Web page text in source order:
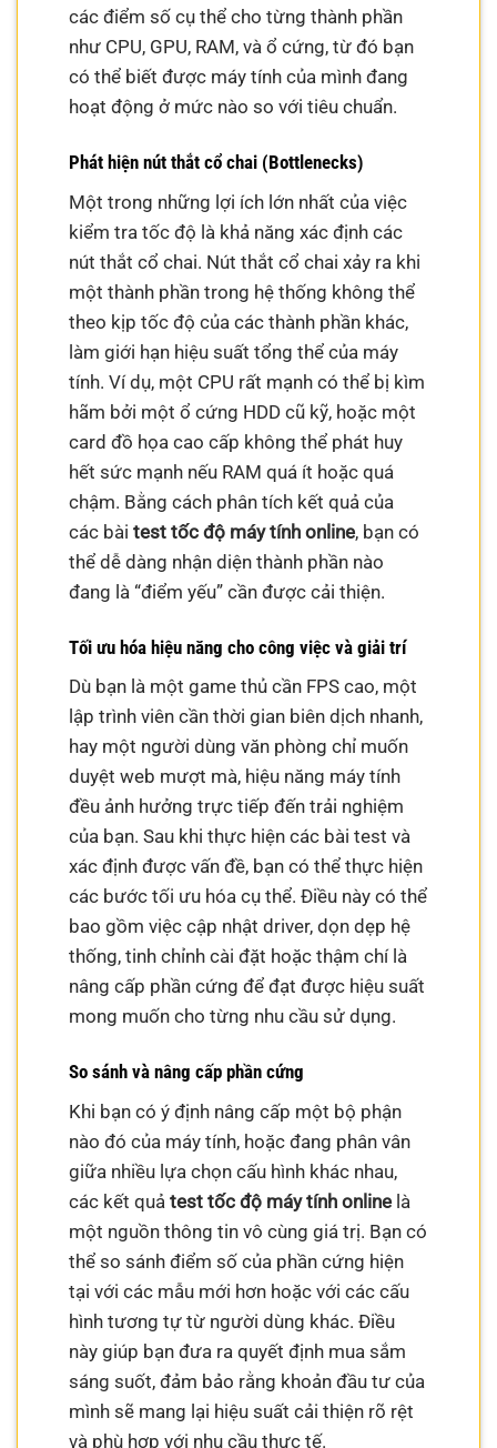
các điểm số cụ thể cho từng thành phần
như CPU, GPU, RAM, và ổ cứng, từ đó bạn
có thể biết được máy tính của mình đang
hoạt động ở mức nào so với tiêu chuẩn.
Phát hiện nút thắt cổ chai (Bottlenecks)
Một trong những lợi ích lớn nhất của việc
kiểm tra tốc độ là khả năng xác định các
nút thắt cổ chai. Nút thắt cổ chai xảy ra khi
một thành phần trong hệ thống không thể
theo kịp tốc độ của các thành phần khác,
làm giới hạn hiệu suất tổng thể của máy
tính. Ví dụ, một CPU rất mạnh có thể bị kìm
hãm bởi một ổ cứng HDD cũ kỹ, hoặc một
card đồ họa cao cấp không thể phát huy
hết sức mạnh nếu RAM quá ít hoặc quá
chậm. Bằng cách phân tích kết quả của
các bàitest tốc độ máy tính online, bạn có
thể dễ dàng nhận diện thành phần nào
đang là “điểm yếu” cần được cải thiện.
Tối ưu hóa hiệu năng cho công việc và giải trí
Dù bạn là một game thủ cần FPS cao, một
lập trình viên cần thời gian biên dịch nhanh,
hay một người dùng văn phòng chỉ muốn
duyệt web mượt mà, hiệu năng máy tính
đều ảnh hưởng trực tiếp đến trải nghiệm
của bạn. Sau khi thực hiện các bài test và
xác định được vấn đề, bạn có thể thực hiện
các bước tối ưu hóa cụ thể. Điều này có thể
bao gồm việc cập nhật driver, dọn dẹp hệ
thống, tinh chỉnh cài đặt hoặc thậm chí là
nâng cấp phần cứng để đạt được hiệu suất
mong muốn cho từng nhu cầu sử dụng.
So sánh và nâng cấp phần cứng
Khi bạn có ý định nâng cấp một bộ phận
nào đó của máy tính, hoặc đang phân vân
giữa nhiều lựa chọn cấu hình khác nhau,
các kết quảtest tốc độ máy tính online là
một nguồn thông tin vô cùng giá trị. Bạn có
thể so sánh điểm số của phần cứng hiện
tại với các mẫu mới hơn hoặc với các cấu
hình tương tự từ người dùng khác. Điều
này giúp bạn đưa ra quyết định mua sắm
sáng suốt, đảm bảo rằng khoản đầu tư của
mình sẽ mang lại hiệu suất cải thiện rõ rệt
và phù hợp với nhu cầu thực tế.